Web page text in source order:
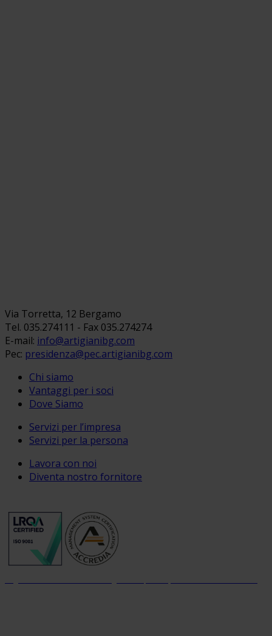
Via Torretta, 12 Bergamo
Tel. 035.274111 - Fax 035.274274
E-mail: info@artigianibg.com
Pec: presidenza@pec.artigianibg.com
Chi siamo
Vantaggi per i soci
Dove Siamo
Servizi per l’impresa
Servizi per la persona
Lavora con noi
Diventa nostro fornitore